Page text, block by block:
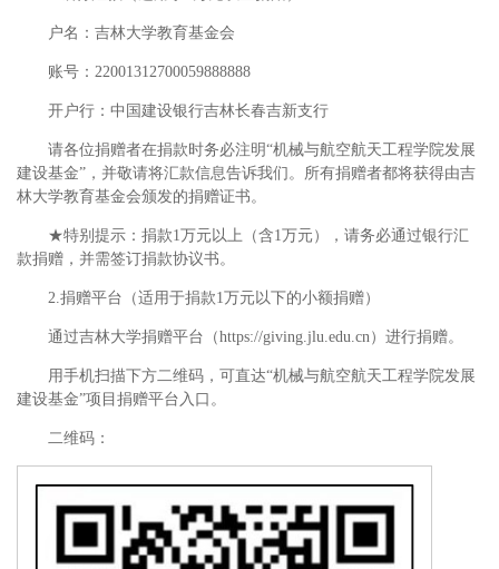
户名：吉林大学教育基金会
账号：22001312700059888888
开户行：中国建设银行吉林长春吉新支行
请各位捐赠者在捐款时务必注明“机械与航空航天工程学院发展
建设基金”，并敬请将汇款信息告诉我们。所有捐赠者都将获得由吉
林大学教育基金会颁发的捐赠证书。
★特别提示：捐款1万元以上（含1万元），请务必通过银行汇
款捐赠，并需签订捐款协议书。
2.捐赠平台（适用于捐款1万元以下的小额捐赠）
通过吉林大学捐赠平台（https://giving.jlu.edu.cn）进行捐赠。
用手机扫描下方二维码，可直达“机械与航空航天工程学院发展
建设基金”项目捐赠平台入口。
二维码：